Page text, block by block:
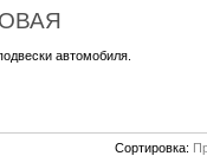
автомобиля.
Сортировка: